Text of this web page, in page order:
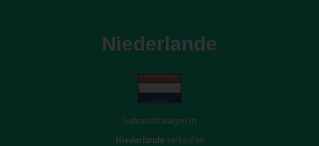
Niederlande
Gebrauchtwagen in
Niederlandeverkaufen